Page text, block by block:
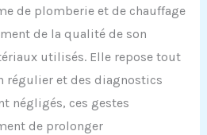
de plomberie et de chauffage
de la qualité de son
utilisés. Elle repose tout
régulier et des diagnostics
négligés, ces gestes
de prolonger